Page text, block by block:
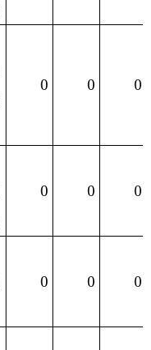
0 0 0
0 0 0
0 0 0